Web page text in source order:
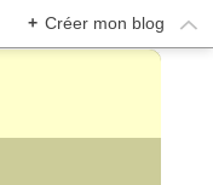
+ Créer mon blog